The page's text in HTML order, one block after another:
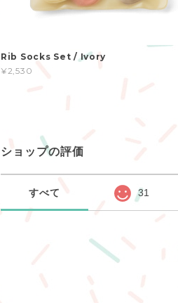
Rib Socks Set / Ivory
¥2,530
ショップの評価
すべて 31